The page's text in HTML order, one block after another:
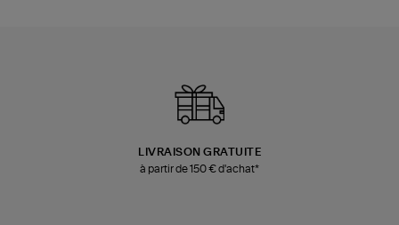
LIVRAISON GRATUITE
à partir de 150 € d'achat*